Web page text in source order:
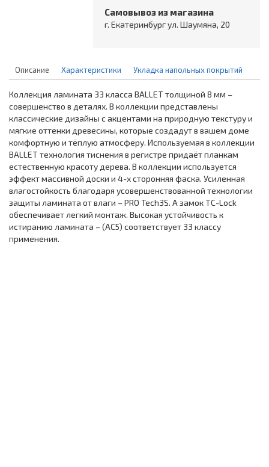
Самовывоз из магазина
г. Екатеринбург ул. Шаумяна, 20
Описание Характеристики Укладка напольных покрытий
Коллекция ламината 33 класса BALLET толщиной 8 мм –
совершенство в деталях. В коллекции представлены
классические дизайны с акцентами на природную текстуру и
мягкие оттенки древесины, которые создадут в вашем доме
комфортную и тёплую атмосферу. Используемая в коллекции
BALLET технология тиснения в регистре придаёт планкам
естественную красоту дерева. В коллекции используется
эффект массивной доски и 4-х сторонняя фаска. Усиленная
влагостойкость благодаря усовершенствованной технологии
защиты ламината от влаги – PRO Tech3S. А замок TC-Lock
обеспечивает легкий монтаж. Высокая устойчивость к
истиранию ламината – (AC5) соответствует 33 классу
применения.